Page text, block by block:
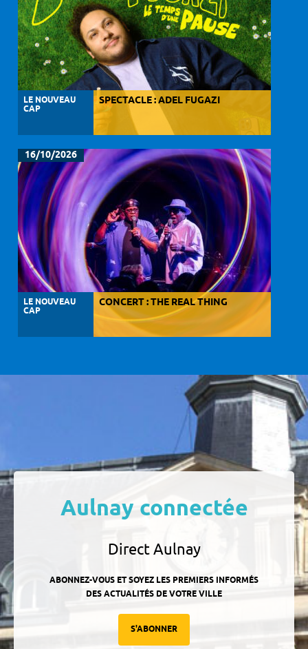
LE NOUVEAU
CAP
SPECTACLE : ADEL FUGAZI
16/10/2026
LE NOUVEAU
CAP
CONCERT : THE REAL THING
Aulnay connectée
Direct Aulnay
ABONNEZ-VOUS ET SOYEZ LES PREMIERS INFORMÉS
DES ACTUALITÉS DE VOTRE VILLE
S'ABONNER